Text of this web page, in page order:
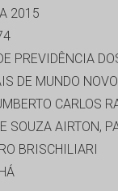
2015
PREVIDÊNCIA
DE MUNDO NOVO
CARLOS
SOUZA AIRTON,
BRISCHILIARI